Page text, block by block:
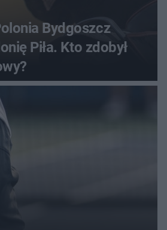
Bydgoszcz
Piła. Kto zdobył